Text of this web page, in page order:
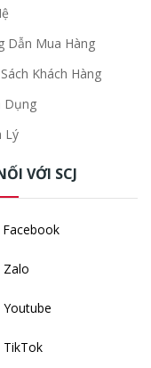
Dẫn Mua Hàng
Khách Hàng
Dụng
Lý
VỚI SCJ
Facebook
Zalo
Youtube
TikTok